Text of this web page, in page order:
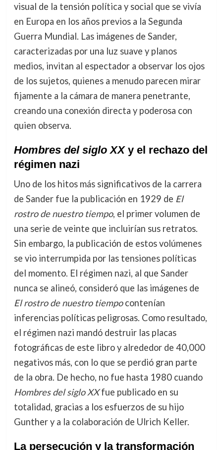
visual de la tensión política y social que se vivía
en Europa en los años previos a la Segunda
Guerra Mundial. Las imágenes de Sander,
caracterizadas por una luz suave y planos
medios, invitan al espectador a observar los ojos
de los sujetos, quienes a menudo parecen mirar
fijamente a la cámara de manera penetrante,
creando una conexión directa y poderosa con
quien observa.
Hombres del siglo XXy el rechazo del
régimen nazi
Uno de los hitos más significativos de la carrera
de Sander fue la publicación en 1929 de El
rostro de nuestro tiempo, el primer volumen de
una serie de veinte que incluirían sus retratos.
Sin embargo, la publicación de estos volúmenes
se vio interrumpida por las tensiones políticas
del momento. El régimen nazi, al que Sander
nunca se alineó, consideró que las imágenes de
El rostro de nuestro tiempocontenían
inferencias políticas peligrosas. Como resultado,
el régimen nazi mandó destruir las placas
fotográficas de este libro y alrededor de 40,000
negativos más, con lo que se perdió gran parte
de la obra. De hecho, no fue hasta 1980 cuando
Hombres del siglo XXfue publicado en su
totalidad, gracias a los esfuerzos de su hijo
Gunther y a la colaboración de Ulrich Keller.
La persecución y la transformación